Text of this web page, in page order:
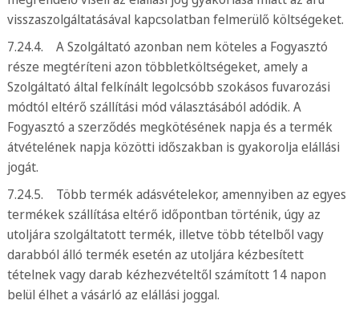
visszaszolgáltatásával kapcsolatban felmerülő költségeket.
7.24.4. A Szolgáltató azonban nem köteles a Fogyasztó
része megtéríteni azon többletköltségeket, amely a
Szolgáltató által felkínált legolcsóbb szokásos fuvarozási
módtól eltérő szállítási mód választásából adódik. A
Fogyasztó a szerződés megkötésének napja és a termék
átvételének napja közötti időszakban is gyakorolja elállási
jogát.
7.24.5. Több termék adásvételekor, amennyiben az egyes
termékek szállítása eltérő időpontban történik, úgy az
utoljára szolgáltatott termék, illetve több tételből vagy
darabból álló termék esetén az utoljára kézbesített
tételnek vagy darab kézhezvételtől számított 14 napon
belül élhet a vásárló az elállási joggal.